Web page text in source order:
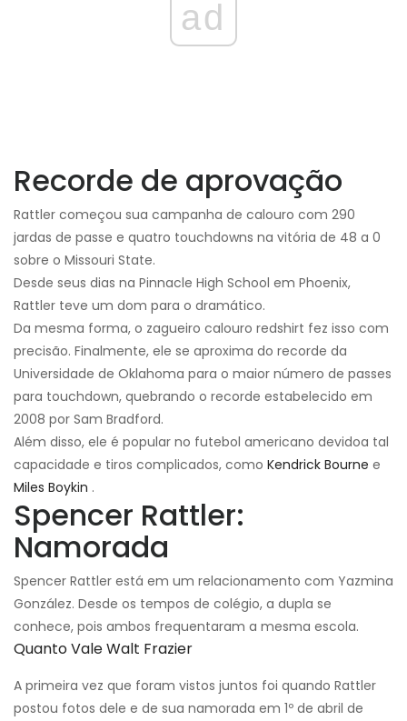
ad
Recorde de aprovação
Rattler começou sua campanha de calouro com 290
jardas de passe e quatro touchdowns na vitória de 48 a 0
sobre o Missouri State.
Desde seus dias na Pinnacle High School em Phoenix,
Rattler teve um dom para o dramático.
Da mesma forma, o zagueiro calouro redshirt fez isso com
precisão. Finalmente, ele se aproxima do recorde da
Universidade de Oklahoma para o maior número de passes
para touchdown, quebrando o recorde estabelecido em
2008 por Sam Bradford.
Além disso, ele é popular no futebol americano devidoa tal
capacidade e tiros complicados, como Kendrick Bourne e
Miles Boykin .
Spencer Rattler:
Namorada
Spencer Rattler está em um relacionamento com Yazmina
González. Desde os tempos de colégio, a dupla se
conhece, pois ambos frequentaram a mesma escola.
Quanto Vale Walt Frazier
A primeira vez que foram vistos juntos foi quando Rattler
postou fotos dele e de sua namorada em 1º de abril de